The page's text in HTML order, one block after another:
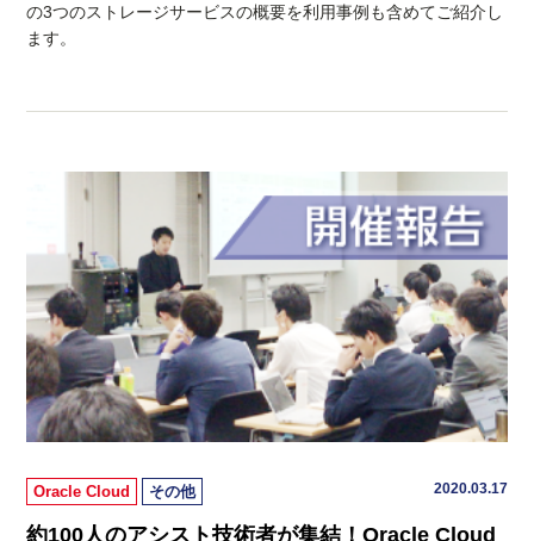
の3つのストレージサービスの概要を利用事例も含めてご紹介し
ます。
Oracle Cloud その他 2020.03.17
約100人のアシスト技術者が集結！Oracle Cloud